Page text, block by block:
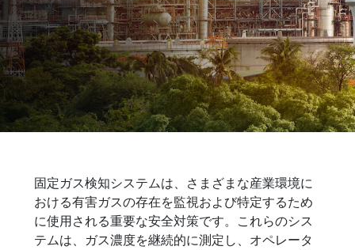
固定式ガス検知器
継続的な監視と保護のための高度な固定ガス検知
器
固定ガス検知システムは、さまざまな産業環境に
おける有害ガスの存在を監視および特定するため
に使用される重要な安全対策です。これらのシス
テムは、ガス濃度を継続的に測定し、オペレータ